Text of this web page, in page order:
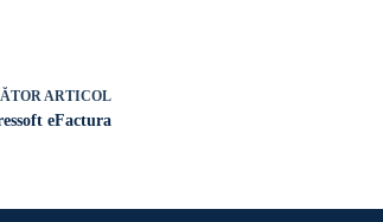
ARTICOL
eFactura